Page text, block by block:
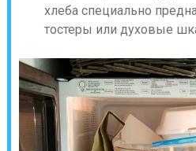
хлеба специально
тостеры или духовые